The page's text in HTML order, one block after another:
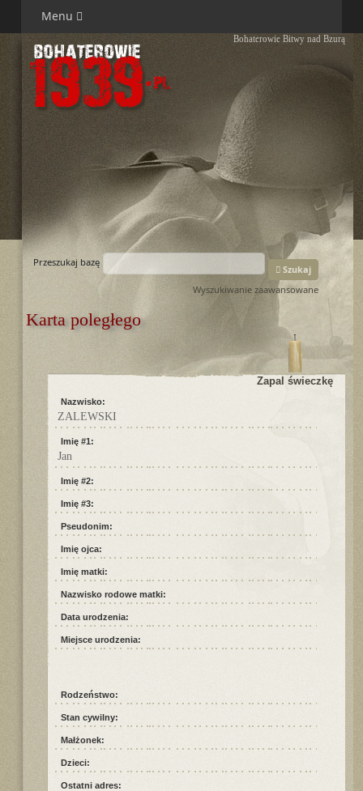
Menu
Bohaterowie Bitwy nad Bzurą
Przeszukaj bazę
Szukaj
Wyszukiwanie zaawansowane
Karta poległego
Zapal świeczkę
Nazwisko:
ZALEWSKI
Imię #1:
Jan
Imię #2:
Imię #3:
Pseudonim:
Imię ojca:
Imię matki:
Nazwisko rodowe matki:
Data urodzenia:
Miejsce urodzenia:
Rodzeństwo:
Stan cywilny:
Małżonek:
Dzieci:
Ostatni adres: